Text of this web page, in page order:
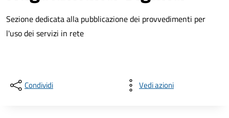
Sezione dedicata alla pubblicazione dei provvedimenti per
l'uso dei servizi in rete
Condividi Vedi azioni